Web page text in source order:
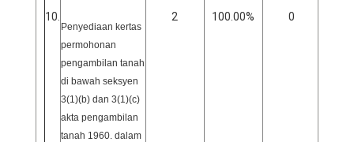
10.
Penyediaan kertas
permohonan
pengambilan tanah
di bawah seksyen
3(1)(b) dan 3(1)(c)
akta pengambilan
tanah 1960. dalam
2 100.00% 0